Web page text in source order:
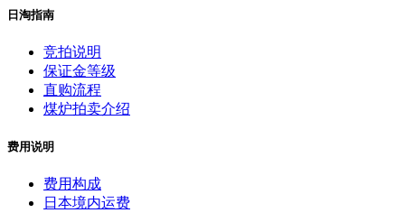
日淘指南
竞拍说明
保证金等级
直购流程
煤炉拍卖介绍
费用说明
费用构成
日本境内运费